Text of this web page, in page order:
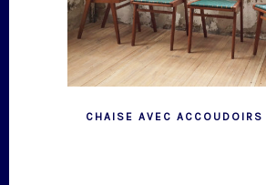
CHAISE AVEC ACCOUDOIRS